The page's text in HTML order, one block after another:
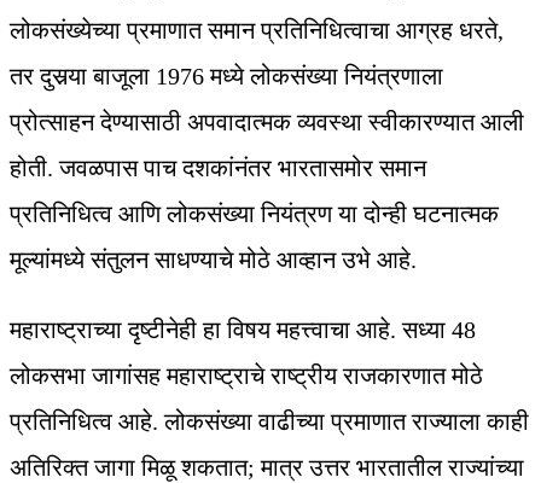
लोकसंख्येच्या प्रमाणात समान प्रतिनिधित्वाचा आग्रह धरते,
तर दुसर्‍या बाजूला 1976 मध्ये लोकसंख्या नियंत्रणाला
प्रोत्साहन देण्यासाठी अपवादात्मक व्यवस्था स्वीकारण्यात आली
होती. जवळपास पाच दशकांनंतर भारतासमोर समान
प्रतिनिधित्व आणि लोकसंख्या नियंत्रण या दोन्ही घटनात्मक
मूल्यांमध्ये संतुलन साधण्याचे मोठे आव्हान उभे आहे.
महाराष्ट्राच्या दृष्टीनेही हा विषय महत्त्वाचा आहे. सध्या 48
लोकसभा जागांसह महाराष्ट्राचे राष्ट्रीय राजकारणात मोठे
प्रतिनिधित्व आहे. लोकसंख्या वाढीच्या प्रमाणात राज्याला काही
अतिरिक्त जागा मिळू शकतात; मात्र उत्तर भारतातील राज्यांच्या